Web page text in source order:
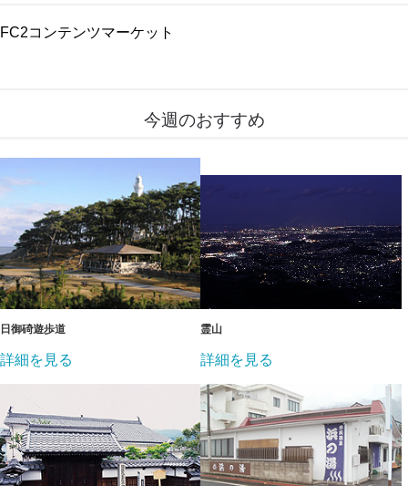
FC2コンテンツマーケット
今週のおすすめ
日御碕遊歩道
詳細を見る
霊山
詳細を見る